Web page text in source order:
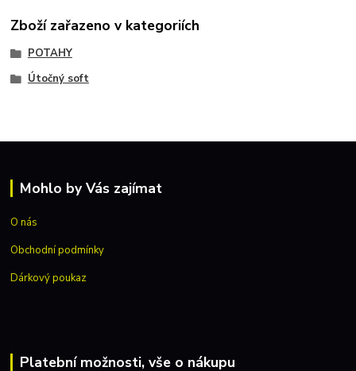
Zboží zařazeno v kategoriích
POTAHY
Útočný soft
Mohlo by Vás zajímat
O nás
Obchodní podmínky
Dárkový poukaz
Platební možnosti, vše o nákupu